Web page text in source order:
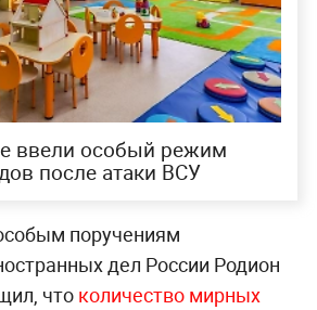
ввели особый режим
после атаки ВСУ
поручениям
дел России Родион
что количество мирных